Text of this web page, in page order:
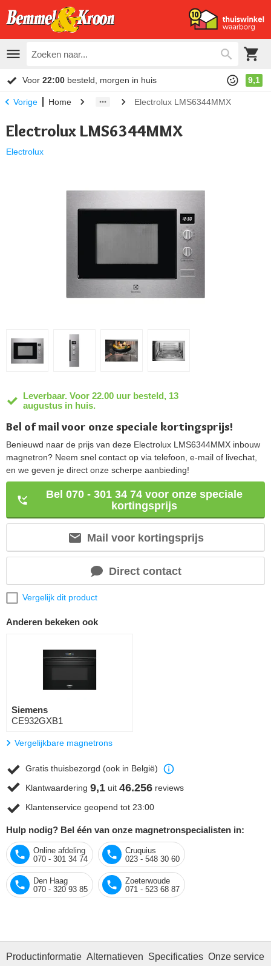
Voor 22:00 besteld, morgen in huis 9,1
Vorige Home Electrolux LMS6344MMX
Electrolux LMS6344MMX
Electrolux
Leverbaar. Voor 22.00 uur besteld, 13
augustus in huis.
Bel of mail voor onze speciale kortingsprijs!
Benieuwd naar de prijs van deze Electrolux LMS6344MMX inbouw
magnetron? Neem snel contact op via telefoon, e-mail of livechat,
en we geven je direct onze scherpe aanbieding!
Bel 070 - 301 34 74 voor onze speciale
kortingsprijs
Mail voor kortingsprijs
Direct contact
Vergelijk dit product
Anderen bekeken ook
Siemens
CE932GXB1
Vergelijkbare magnetrons
Gratis thuisbezorgd (ook in België)
Klantwaardering 9,1 uit 46.256 reviews
Klantenservice geopend tot 23:00
Hulp nodig? Bel één van onze magnetronspecialisten in:
Online afdeling
070 - 301 34 74
Cruquius
023 - 548 30 60
Den Haag
070 - 320 93 85
Zoeterwoude
071 - 523 68 87
Productinformatie Alternatieven Specificaties Onze service